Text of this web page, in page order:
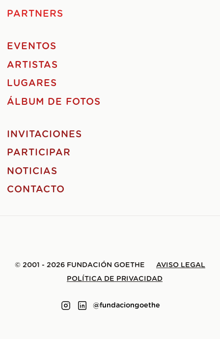
PARTNERS
EVENTOS
ARTISTAS
LUGARES
ÁLBUM DE FOTOS
INVITACIONES
PARTICIPAR
NOTICIAS
CONTACTO
© 2001 - 2026 FUNDACIÓN GOETHE
AVISO LEGAL
POLÍTICA DE PRIVACIDAD
@fundaciongoethe